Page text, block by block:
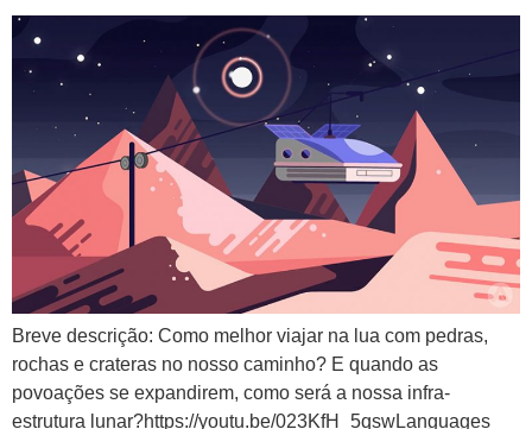
Breve descrição: Como melhor viajar na lua com pedras,
rochas e crateras no nosso caminho? E quando as
povoações se expandirem, como será a nossa infra-
estrutura lunar?https://youtu.be/023KfH_5qswLanguages